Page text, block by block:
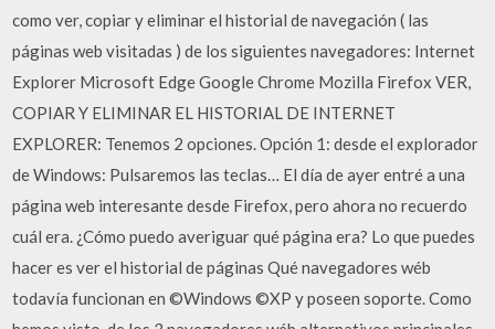
como ver, copiar y eliminar el historial de navegación ( las
páginas web visitadas ) de los siguientes navegadores: Internet
Explorer Microsoft Edge Google Chrome Mozilla Firefox VER,
COPIAR Y ELIMINAR EL HISTORIAL DE INTERNET
EXPLORER: Tenemos 2 opciones. Opción 1: desde el explorador
de Windows: Pulsaremos las teclas… El día de ayer entré a una
página web interesante desde Firefox, pero ahora no recuerdo
cuál era. ¿Cómo puedo averiguar qué página era? Lo que puedes
hacer es ver el historial de páginas Qué navegadores wéb
todavía funcionan en ©Windows ©XP y poseen soporte. Como